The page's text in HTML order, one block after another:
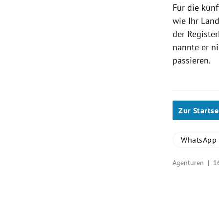
Für die
wie Ihr
der
nannte er
passieren.
Zur
WhatsApp
Agenturen |